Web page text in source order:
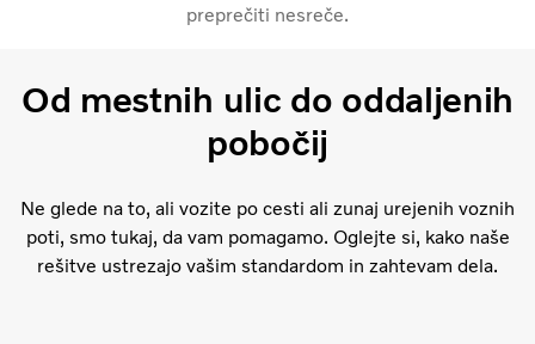
preprečiti nesreče.
Od mestnih ulic do oddaljenih
pobočij
Ne glede na to, ali vozite po cesti ali zunaj urejenih voznih
poti, smo tukaj, da vam pomagamo. Oglejte si, kako naše
rešitve ustrezajo vašim standardom in zahtevam dela.